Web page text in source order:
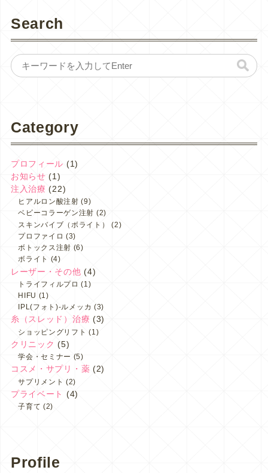
Search
Category
プロフィール (1)
お知らせ (1)
注入治療 (22)
ヒアルロン酸注射 (9)
ベビーコラーゲン注射 (2)
スキンバイブ（ボライト）
(2)
プロファイロ (3)
ボトックス注射 (6)
ボライト (4)
レーザー・その他 (4)
トライフィルプロ (1)
HIFU (1)
IPL(フォト)-ルメッカ (3)
糸（スレッド）治療 (3)
ショッピングリフト (1)
クリニック (5)
学会・セミナー (5)
コスメ・サプリ・薬 (2)
サプリメント (2)
プライベート (4)
子育て (2)
Profile